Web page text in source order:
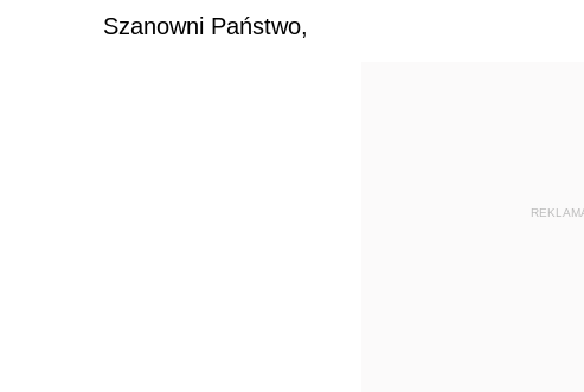
Szanowni Państwo,